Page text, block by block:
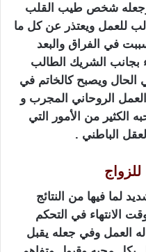
وجعله شخص طيب القلب
للعمل ويعتذر عن كل ما
في الفراق والبعد
بجانب الشريك الطالب
ويصبح كالخاتم في
الروحاني المجرب و
الكثير من الأمور التي
الباطني .
لما فيها من النتائج
الانتهاء في التحكم
العمل وفي جعله يقبل